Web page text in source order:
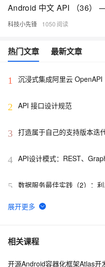
Android 中文 API （36）
科技小先锋 1050
热门文章 最新文章
1
沉浸式集成阿里云
2 API 接口设计规范
3 打造属于自己的支持版本迭
4 API设计模式：REST、
5 数据服务最佳实践（2）：
6 shopee API 接入说明
7 GrayLog使用HTTP
透过【百度地图API】分析双
相关课程
开源Android容器化框架Atlas开